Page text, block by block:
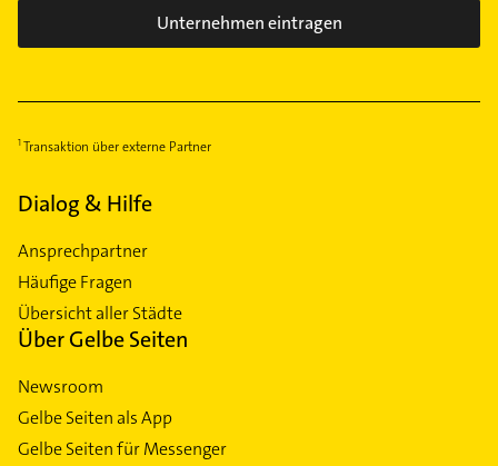
Unternehmen eintragen
Transaktion über externe Partner
Dialog & Hilfe
Ansprechpartner
Häufige Fragen
Übersicht aller Städte
Über Gelbe Seiten
Newsroom
Gelbe Seiten als App
Gelbe Seiten für Messenger